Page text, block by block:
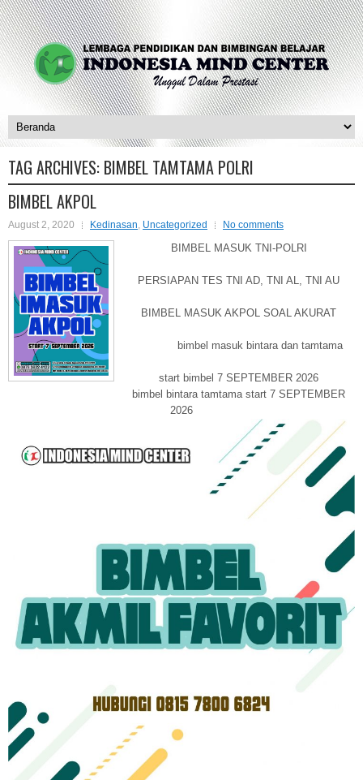
TAG ARCHIVES: BIMBEL TAMTAMA POLRI
BIMBEL AKPOL
August 2, 2020 Kedinasan, Uncategorized No comments
BIMBEL MASUK TNI-POLRI
PERSIAPAN TES TNI AD, TNI AL, TNI AU
BIMBEL MASUK AKPOL SOAL AKURAT
bimbel masuk bintara dan tamtama
start bimbel 7 SEPTEMBER 2026
bimbel bintara tamtama start 7 SEPTEMBER
2026